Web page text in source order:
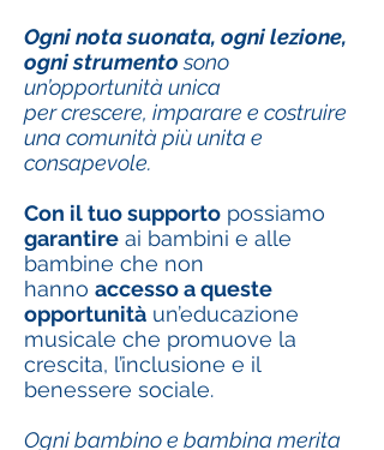
Ogni nota suonata, ogni lezione,
ogni strumentosono
un’opportunità unica
per crescere, imparare e costruire
una comunità più unita e
consapevole.
Con il tuo supporto possiamo
garantire ai bambini e alle
bambine che non
hanno accesso a queste
opportunità un’educazione
musicale che promuove la
crescita, l’inclusione e il
benessere sociale.
Ogni bambino e bambina merita